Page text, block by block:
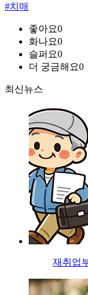
#치매
좋아요0
화나요0
슬퍼요0
더 궁금해요0
최신뉴스
재취업